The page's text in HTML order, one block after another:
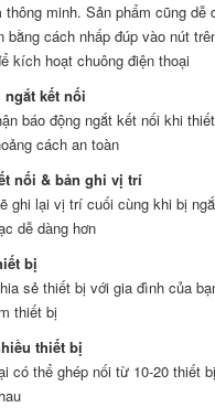
minh. Sản phẩm cũng dễ
bằng cách nhấp đúp vào nút
kích hoạt chuông điện thoại
ngắt kết nối
báo động ngắt kết nối khi
cách an toàn
nối & bản ghi vị trí
ghi lại vị trí cuối cùng khi bị
dễ dàng hơn
bị
sẻ thiết bị với gia đình của
thiết bị
thiết bị
có thể ghép nối từ 10-20 thiết